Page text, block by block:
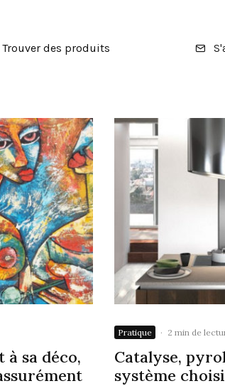
Trouver des produits
sa déco,
Pratique · 2 min de
Catalyse,
système